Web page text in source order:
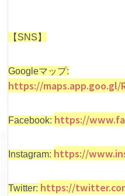
【SNS】
Googleマップ:
https://maps.app.goo.gl/
Facebook: https://
Instagram: https://
Twitter: https://